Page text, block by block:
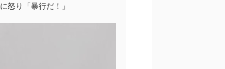
怒り「暴行だ！」